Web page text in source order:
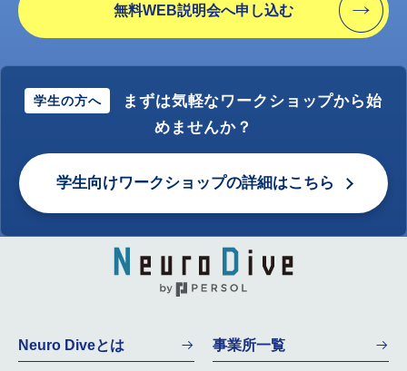
無料WEB説明会へ申し込む
学生の方へ
まずは気軽なワークショップから始
めませんか？
学生向けワークショップの詳細はこちら
Neuro Diveとは 事業所一覧